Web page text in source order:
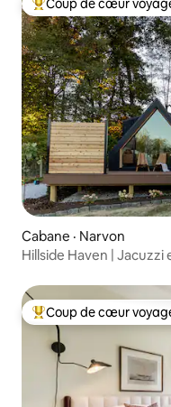
Coup de cœur
Coup de cœur
Cabane · Narvon
Hillside Haven | Jacuzzi
Coup de cœur
Coup de cœur